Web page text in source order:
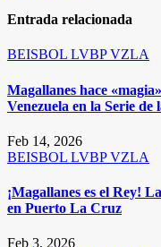
Entrada relacionada
BEISBOL LVBPVZLA
Magallanes hace
Venezuela en la Serie de
Feb 14, 2026
BEISBOL LVBPVZLA
¡Magallanes es el Rey!
en Puerto La Cruz
Feb 3, 2026